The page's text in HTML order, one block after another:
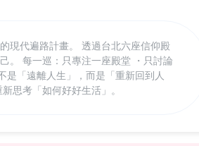
現代遍路計畫。 透過台北六座信仰殿
。 每一巡：只專注一座殿堂 ・只討論
是「遠離人生」，而是「重新回到人
思考「如何好好生活」。